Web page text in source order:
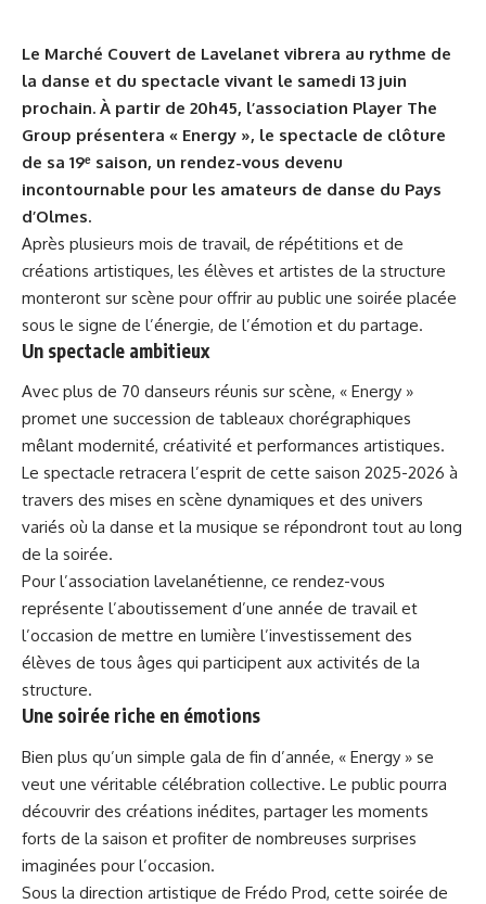
Le Marché Couvert de Lavelanet vibrera au rythme de
la danse et du spectacle vivant le samedi 13 juin
prochain. À partir de 20h45, l’association Player The
Group présentera « Energy », le spectacle de clôture
de sa 19ᵉ saison, un rendez-vous devenu
incontournable pour les amateurs de danse du Pays
d’Olmes.
Après plusieurs mois de travail, de répétitions et de
créations artistiques, les élèves et artistes de la structure
monteront sur scène pour offrir au public une soirée placée
sous le signe de l’énergie, de l’émotion et du partage.
Un spectacle ambitieux
Avec plus de 70 danseurs réunis sur scène, « Energy »
promet une succession de tableaux chorégraphiques
mêlant modernité, créativité et performances artistiques.
Le spectacle retracera l’esprit de cette saison 2025-2026 à
travers des mises en scène dynamiques et des univers
variés où la danse et la musique se répondront tout au long
de la soirée.
Pour l’association lavelanétienne, ce rendez-vous
représente l’aboutissement d’une année de travail et
l’occasion de mettre en lumière l’investissement des
élèves de tous âges qui participent aux activités de la
structure.
Une soirée riche en émotions
Bien plus qu’un simple gala de fin d’année, « Energy » se
veut une véritable célébration collective. Le public pourra
découvrir des créations inédites, partager les moments
forts de la saison et profiter de nombreuses surprises
imaginées pour l’occasion.
Sous la direction artistique de Frédo Prod, cette soirée de